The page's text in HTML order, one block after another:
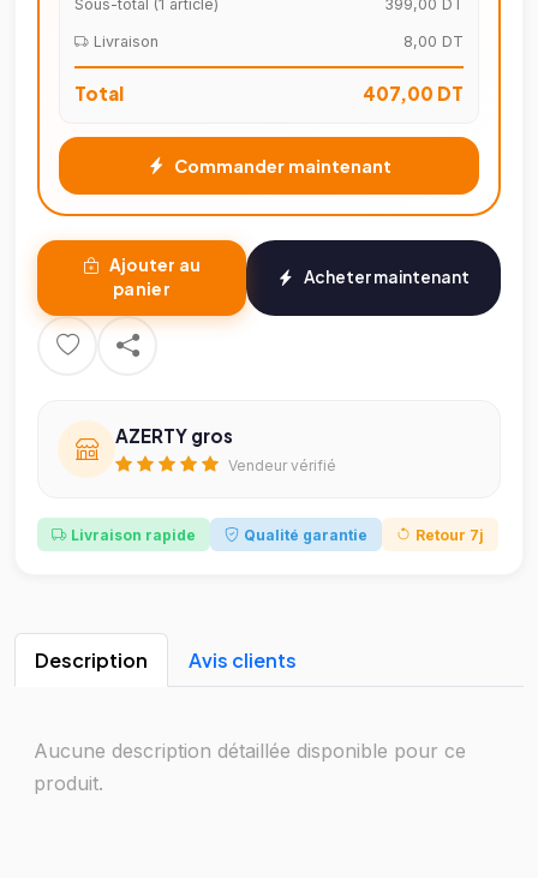
Sous-total (1 article) 399,00 DT
Livraison 8,00 DT
Total 407,00 DT
Commander maintenant
Ajouter au
panier
Acheter maintenant
AZERTY gros
Vendeur vérifié
Livraison rapide Qualité garantie Retour 7j
Description Avis clients
Aucune description détaillée disponible pour ce
produit.